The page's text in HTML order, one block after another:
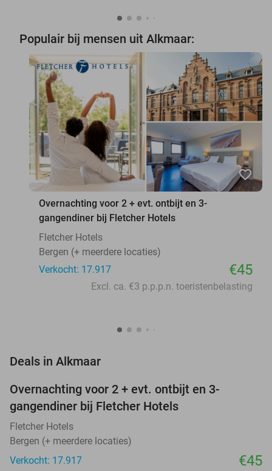
Populair bij mensen uit Alkmaar:
favorite_border
Overnachting voor 2 + evt. ontbijt en 3-
gangendiner bij Fletcher Hotels
Fletcher Hotels
Bergen (+ meerdere locaties)
Verkocht: 17.917
€45
Excl. ca. €3 p.p.p.n. toeristenbelasting
Deals in Alkmaar
Overnachting voor 2 + evt. ontbijt en 3-
gangendiner bij Fletcher Hotels
Fletcher Hotels
Bergen (+ meerdere locaties)
Verkocht: 17.917
€45